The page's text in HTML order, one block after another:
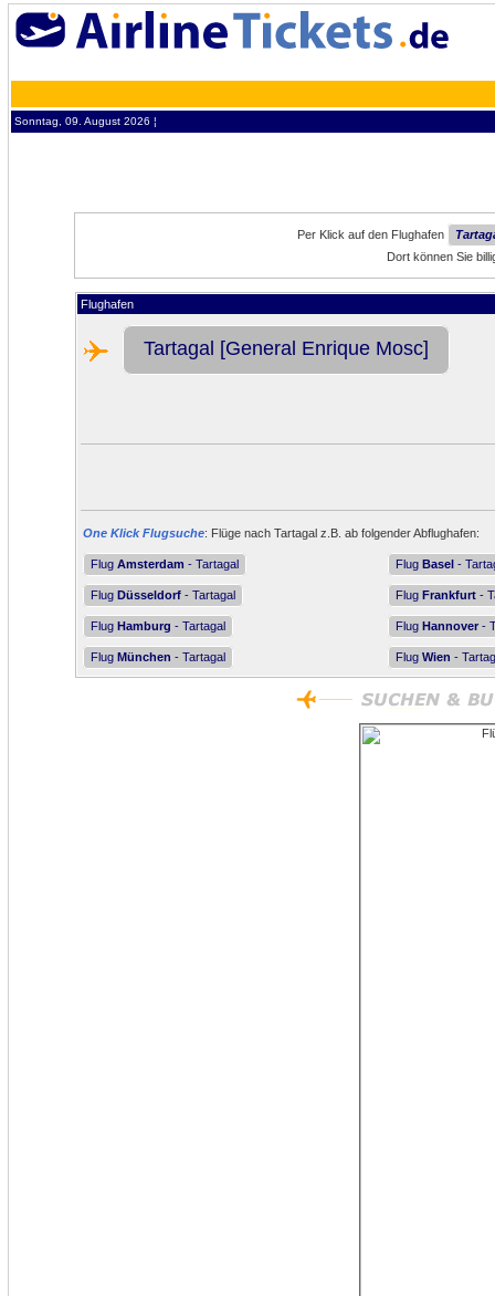
Sonntag, 09. August 2026 ¦
Per Klick auf den Flughafen
Dort können Sie
Flughafen
Tartagal [General Enrique Mosc]
One Klick Flugsuche: Flüge nach Tartagal z.B. ab folgender Abflughafen:
Flug Amsterdam - Tartagal Flug Basel -
Flug Düsseldorf - Tartagal Flug Frankfurt -
Flug Hamburg - Tartagal Flug Hannover -
Flug München - Tartagal Flug Wien -